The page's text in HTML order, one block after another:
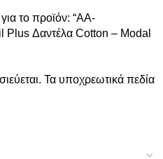
το προϊόν: “AA-
Δαντέλα Cotton – Modal
Τα υποχρεωτικά πεδία